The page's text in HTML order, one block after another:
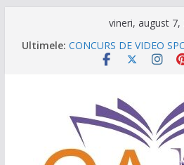
vineri, august 7,
Ultimele: Festivalul Lavandei a
și clipe de neuitat!
Caravana Profesiilor –
acțiune!
Târgul regional „Viitorul
Un capitol se încheie, iar
oportunități începe!